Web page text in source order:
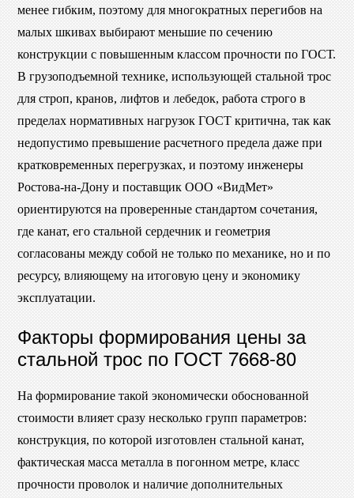
менее гибким, поэтому для многократных перегибов на
малых шкивах выбирают меньшие по сечению
конструкции с повышенным классом прочности по ГОСТ.
В грузоподъемной технике, использующей стальной трос
для строп, кранов, лифтов и лебедок, работа строго в
пределах нормативных нагрузок ГОСТ критична, так как
недопустимо превышение расчетного предела даже при
кратковременных перегрузках, и поэтому инженеры
Ростова-на-Дону и поставщик ООО «ВидМет»
ориентируются на проверенные стандартом сочетания,
где канат, его стальной сердечник и геометрия
согласованы между собой не только по механике, но и по
ресурсу, влияющему на итоговую цену и экономику
эксплуатации.
Факторы формирования цены за
стальной трос по ГОСТ 7668-80
На формирование такой экономически обоснованной
стоимости влияет сразу несколько групп параметров:
конструкция, по которой изготовлен стальной канат,
фактическая масса металла в погонном метре, класс
прочности проволок и наличие дополнительных